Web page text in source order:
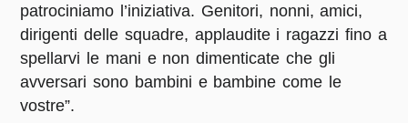
patrociniamo l’iniziativa. Genitori, nonni, amici,
dirigenti delle squadre, applaudite i ragazzi fino a
spellarvi le mani e non dimenticate che gli
avversari sono bambini e bambine come le
vostre”.